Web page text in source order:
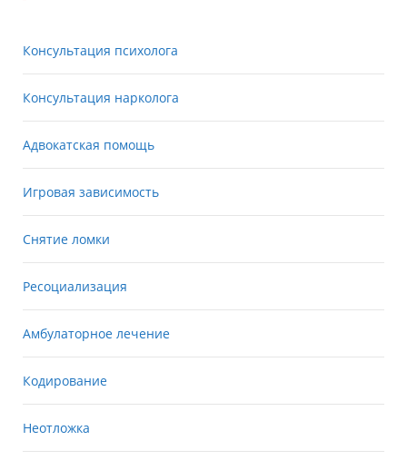
Консультация психолога
Консультация нарколога
Адвокатская помощь
Игровая зависимость
Снятие ломки
Ресоциализация
Амбулаторное лечение
Кодирование
Неотложка